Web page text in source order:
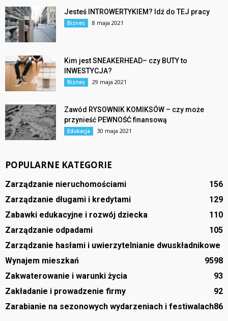
Jesteś INTROWERTYKIEM? Idź do TEJ pracy
Biznes 8 maja 2021
Kim jest SNEAKERHEAD– czy BUTY to
INWESTYCJA?
Biznes 29 maja 2021
Zawód RYSOWNIK KOMIKSÓW – czy może
przynieść PEWNOŚĆ finansową
Edukacja 30 maja 2021
POPULARNE KATEGORIE
Zarządzanie nieruchomościami
156
Zarządzanie długami i kredytami
129
Zabawki edukacyjne i rozwój dziecka
110
Zarządzanie odpadami
105
Zarządzanie hasłami i uwierzytelnianie dwuskładnikowe
98
Wynajem mieszkań
95
Zakwaterowanie i warunki życia
93
Zakładanie i prowadzenie firmy
92
Zarabianie na sezonowych wydarzeniach i festiwalach86